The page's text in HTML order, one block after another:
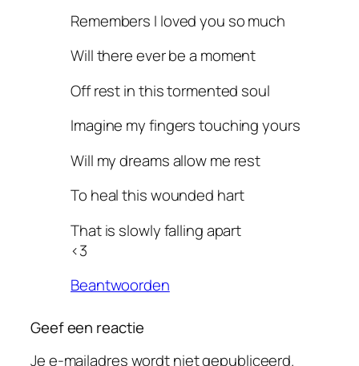
Remembers I loved you so much
Will there ever be a moment
Off rest in this tormented soul
Imagine my fingers touching yours
Will my dreams allow me rest
To heal this wounded hart
That is slowly falling apart
<3
Beantwoorden
Geef een reactie
Je e-mailadres wordt niet gepubliceerd.